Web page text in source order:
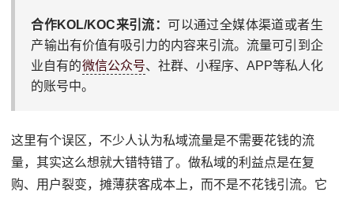
合作KOL/KOC来引流： 可以通过全媒体渠道或者生
产输出有价值有吸引力的内容来引流。流量可引到企
业自有的微信公众号、社群、小程序、APP等私人化
的账号中。
这里有个误区，不少人认为私域流量是不需要花钱的流
量，其实这么想就大错特错了。做私域的利益点是在复
购、用户裂变，摊薄获客成本上，而不是不花钱引流。它